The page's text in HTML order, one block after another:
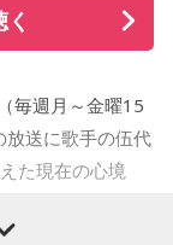
毎週月～金曜15
送に歌手の伍代
た現在の心境